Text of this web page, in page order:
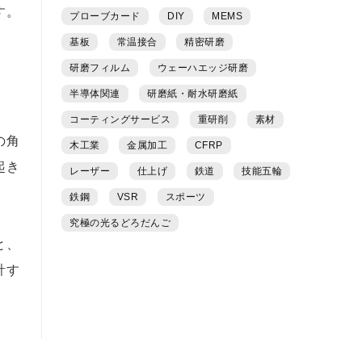
角
き
す
プローブカード DIY MEMS
基板 常温接合 精密研磨
研磨フィルム ウェーハエッジ研磨
半導体関連 研磨紙・耐水研磨紙
コーティングサービス 重研削 素材
木工業 金属加工 CFRP
レーザー 仕上げ 鉄道 技能五輪
鉄鋼 VSR スポーツ
究極の光るどろだんご